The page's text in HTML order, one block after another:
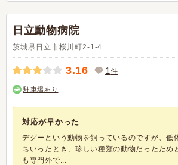
日立動物病院
茨城県日立市桜川町2-1-4
3.16 1件
駐車場あり
対応が早かった
デグーという動物を飼っているのですが、低
ちいったとき、珍しい種類の動物だったため
も専門外で...